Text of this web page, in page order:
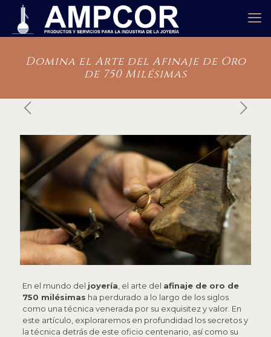
Domina el Arte del Afinaje de Oro
de 750 Milésimas
En el mundo del joyería , el arte del afinaje de oro de
750 milésimas ha perdurado a lo largo de los siglos
como una técnica venerada por su exquisitez y valor. En
este artículo, exploraremos en profundidad los secretos y
la técnica detrás de este oficio centenario, así como su